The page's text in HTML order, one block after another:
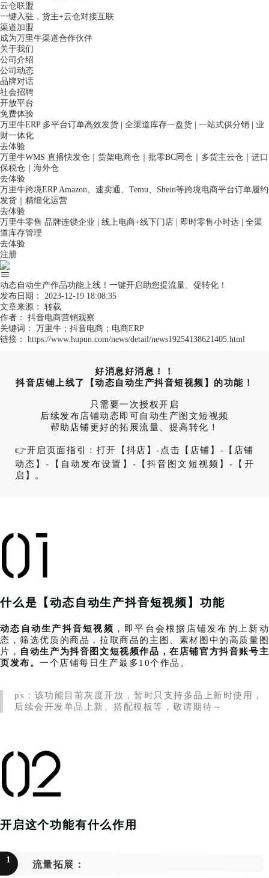
云仓联盟
一键入驻，货主+云仓对接互联
渠道加盟
成为万里牛渠道合作伙伴
关于我们
公司介绍
公司动态
品牌对话
社会招聘
开放平台
免费体验
万里牛ERP 多平台订单高效发货 | 全渠道库存一盘货 | 一站式供分销 | 业
财一体化
去体验
万里牛WMS 直播快发仓｜货架电商仓｜批零BC同仓｜多货主云仓｜进口
保税仓｜海外仓
去体验
万里牛跨境ERP Amazon、速卖通、Temu、Shein等跨境电商平台订单履约
发货｜精细化运营
去体验
万里牛零售 品牌连锁企业 | 线上电商+线下门店 | 即时零售小时达 | 全渠
道库存管理
去体验
注册
动态自动生产作品功能上线！一键开启助您提流量、促转化！
发布日期：
2023-12-19 18:08:35
文章来源：
转载
作者：
抖音电商营销观察
关键词：
万里牛；抖音电商；电商ERP
链接：
https://www.hupun.com/news/detail/news19254138621405.html
好消息好消息！！
抖音店铺上线了【动态自动生产抖音短视频】的功能！
只需要一次授权开启
后续发布店铺动态即可自动生产图文短视频
帮助店铺更好的拓展流量、提高转化！
👉开启页面指引：打开【抖店】-点击【店铺】-【店铺
动态】-【自动发布设置】-【抖音图文短视频】-【开
启】。
什么是【动态自动生产抖音短视频】功能
动态自动生产抖音短视频 ，即平台会根据店铺发布的上新动
态，筛选优质的商品，拉取商品的主图、素材图中的高质量图
片， 自动生产为抖音图文短视频作品，在店铺官方抖音账号主
页发布。 一个店铺每日生产最多10个作品。
ps：该功能目前灰度开放，暂时只支持多品上新时使用，
后续会开发单品上新、搭配模板等，敬请期待～
开启这个功能有什么作用
1 流量拓展：